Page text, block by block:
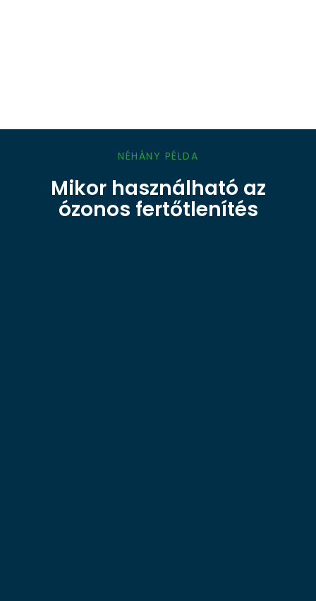
NÉHÁNY PÉLDA
Mikor használható az
ózonos fertőtlenítés